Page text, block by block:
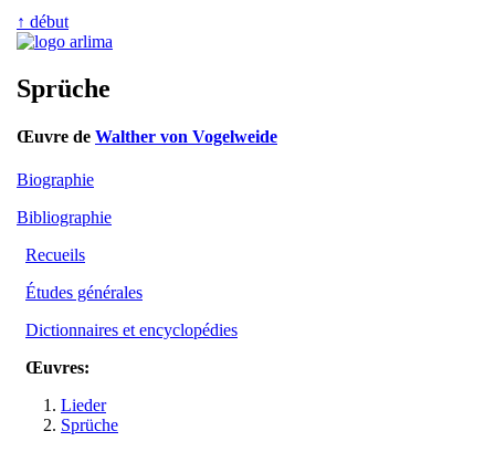
↑ début
Sprüche
Œuvre de Walther von Vogelweide
Biographie
Bibliographie
Recueils
Études générales
Dictionnaires et encyclopédies
Œuvres:
Lieder
Sprüche